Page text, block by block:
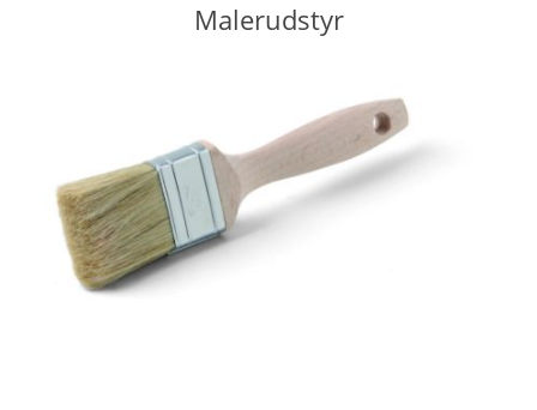
Malerudstyr